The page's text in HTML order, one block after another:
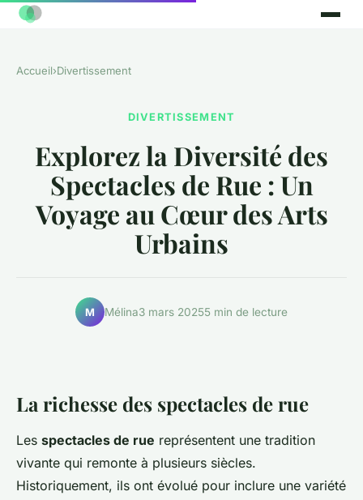
Accueil›Divertissement
DIVERTISSEMENT
Explorez la Diversité des
Spectacles de Rue : Un
Voyage au Cœur des Arts
Urbains
M Mélina3 mars 20255 min de lecture
La richesse des spectacles de rue
Les spectacles de rue représentent une tradition
vivante qui remonte à plusieurs siècles.
Historiquement, ils ont évolué pour inclure une variété